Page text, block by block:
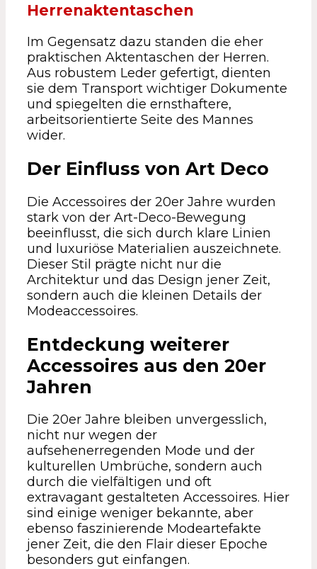
Herrenaktentaschen
Im Gegensatz dazu standen die eher
praktischen Aktentaschen der Herren.
Aus robustem Leder gefertigt, dienten
sie dem Transport wichtiger Dokumente
und spiegelten die ernsthaftere,
arbeitsorientierte Seite des Mannes
wider.
Der Einfluss von Art Deco
Die Accessoires der 20er Jahre wurden
stark von der Art-Deco-Bewegung
beeinflusst, die sich durch klare Linien
und luxuriöse Materialien auszeichnete.
Dieser Stil prägte nicht nur die
Architektur und das Design jener Zeit,
sondern auch die kleinen Details der
Modeaccessoires.
Entdeckung weiterer
Accessoires aus den 20er
Jahren
Die 20er Jahre bleiben unvergesslich,
nicht nur wegen der
aufsehenerregenden Mode und der
kulturellen Umbrüche, sondern auch
durch die vielfältigen und oft
extravagant gestalteten Accessoires. Hier
sind einige weniger bekannte, aber
ebenso faszinierende Modeartefakte
jener Zeit, die den Flair dieser Epoche
besonders gut einfangen.